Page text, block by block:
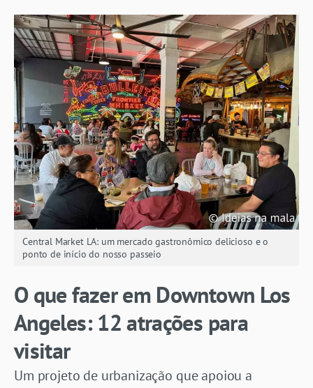
Central Market LA: um mercado gastronômico delicioso e o
ponto de início do nosso passeio
O que fazer em Downtown Los
Angeles: 12 atrações para
visitar
Um projeto de urbanização que apoiou a